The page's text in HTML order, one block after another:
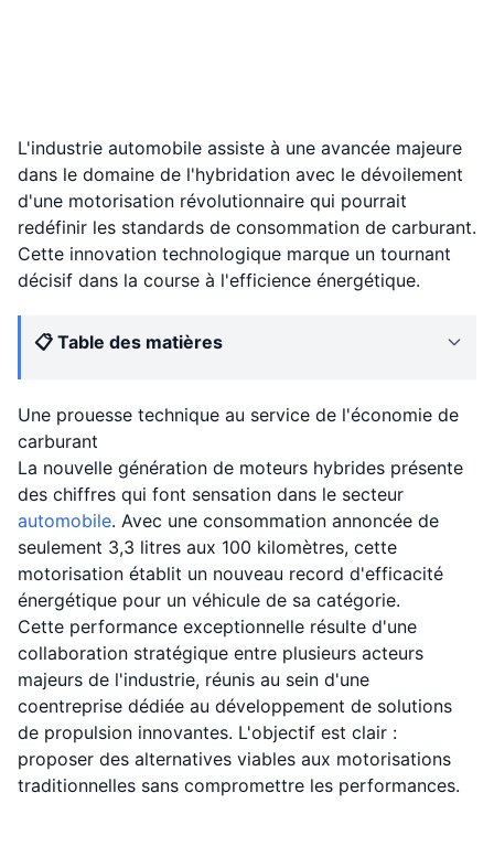
L'industrie automobile assiste à une avancée majeure
dans le domaine de l'hybridation avec le dévoilement
d'une motorisation révolutionnaire qui pourrait
redéfinir les standards de consommation de carburant.
Cette innovation technologique marque un tournant
décisif dans la course à l'efficience énergétique.
📋 Table des matières
Une prouesse technique au service de l'économie de
carburant
La nouvelle génération de moteurs hybrides présente
des chiffres qui font sensation dans le secteur
automobile. Avec une consommation annoncée de
seulement 3,3 litres aux 100 kilomètres, cette
motorisation établit un nouveau record d'efficacité
énergétique pour un véhicule de sa catégorie.
Cette performance exceptionnelle résulte d'une
collaboration stratégique entre plusieurs acteurs
majeurs de l'industrie, réunis au sein d'une
coentreprise dédiée au développement de solutions
de propulsion innovantes. L'objectif est clair :
proposer des alternatives viables aux motorisations
traditionnelles sans compromettre les performances.